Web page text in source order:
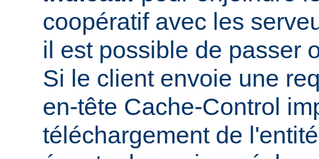
coopératif avec les
il est possible de passer
Si le client envoie une
en-tête Cache-Control
téléchargement de